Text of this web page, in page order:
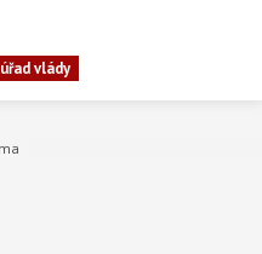
úřad vlády